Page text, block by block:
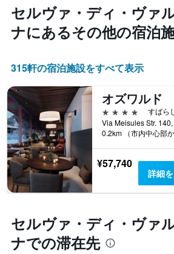
末
の
客
の
平
均
料
金
を
表
し
て
い
ま
す
し
て
い
ま
セルヴァ・ディ・ヴァ
ナ​にあるその他の宿泊
315​軒の宿泊施設をすべて表示
オズワルド
4つ星
すばら
0.2km （市内中心部か
¥57,740
詳細
セルヴァ・ディ・ヴァ
ナでの滞在先